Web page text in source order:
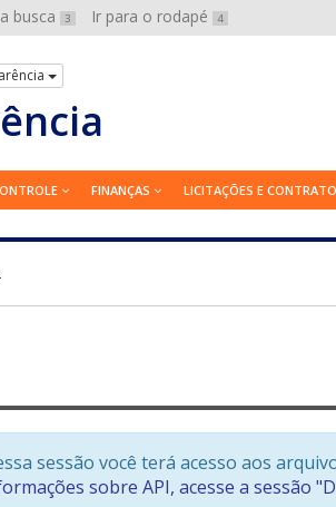
busca 3 Ir para o rodapé 4
FINANÇAS LICITAÇÕES E
sessão você terá acesso aos
sobre API, acesse a sessão